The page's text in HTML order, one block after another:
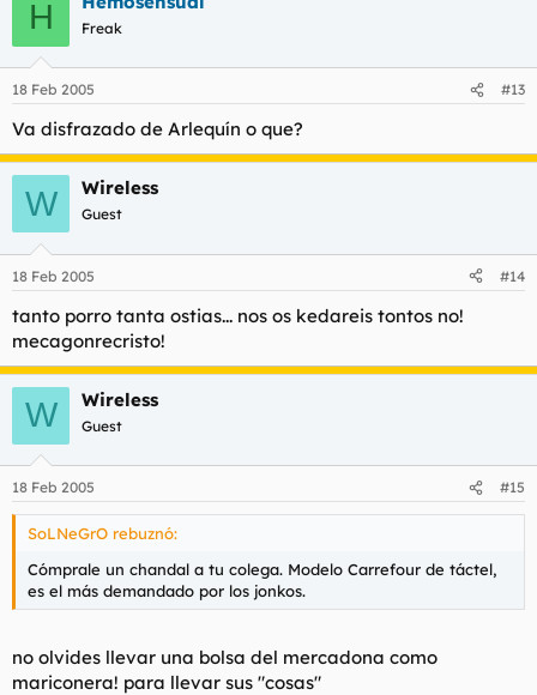
H Freak
18 Feb 2005 #13
Va disfrazado de Arlequín o que?
W Wireless
Guest
18 Feb 2005 #14
tanto porro tanta ostias... nos os kedareis tontos no!
mecagonrecristo!
W Wireless
Guest
18 Feb 2005 #15
SoLNeGrO rebuznó:
Cómprale un chandal a tu colega. Modelo Carrefour de táctel,
es el más demandado por los jonkos.
no olvides llevar una bolsa del mercadona como
mariconera! para llevar sus "cosas"